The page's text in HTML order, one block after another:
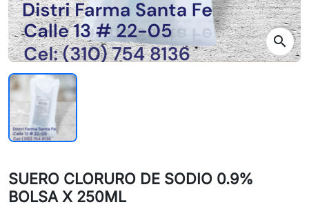
search
SUERO CLORURO DE SODIO 0.9%
BOLSA X 250ML